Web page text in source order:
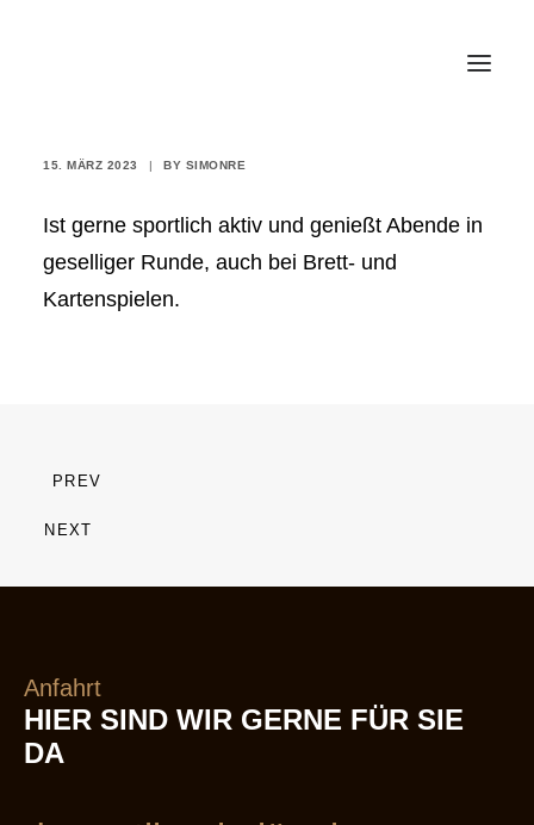
MARKEN
IMPRESSIONEN
TEAM
15. MÄRZ 2023 | BY SIMONRE
Ist gerne sportlich aktiv und genießt Abende in
geselliger Runde, auch bei Brett- und
Kartenspielen.
PREV
NEXT
Anfahrt
HIER SIND WIR GERNE FÜR SIE
DA